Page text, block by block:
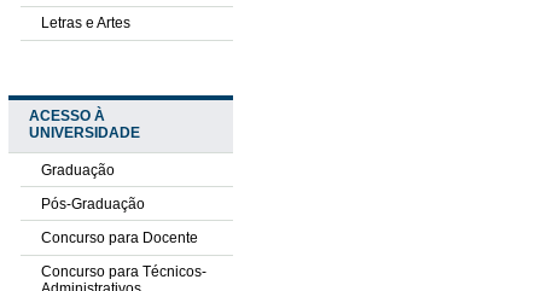
Letras e Artes
ACESSO À
UNIVERSIDADE
Graduação
Pós-Graduação
Concurso para Docente
Concurso para Técnicos-